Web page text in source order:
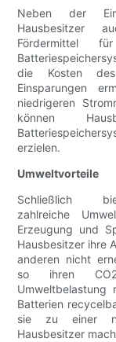
Neben der
Hausbesitzer
Fördermittel
die Kosten
Einsparungen
niedrigeren
können
erzielen.
Umweltvorteile
Schließlich
zahlreiche
Erzeugung und
Hausbesitzer ihre
anderen nicht
so ihren
Umweltbelastung
Batterien
sie zu einer
Hausbesitzer